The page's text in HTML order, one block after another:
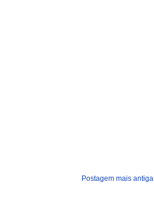
Postagem mais antiga